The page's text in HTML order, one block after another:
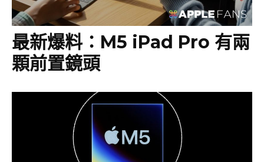
最新爆料：M5 iPad Pro 有兩
顆前置鏡頭